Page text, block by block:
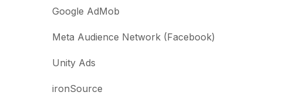
Google AdMob
Meta Audience Network (Facebook)
Unity Ads
ironSource